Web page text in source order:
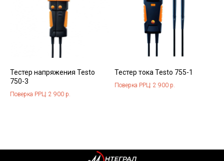
Тестер напряжения Testo
750-3
Поверка РРЦ: 2 900 р.
Тестер тока Testo 755-1
Поверка РРЦ: 2 900 р.